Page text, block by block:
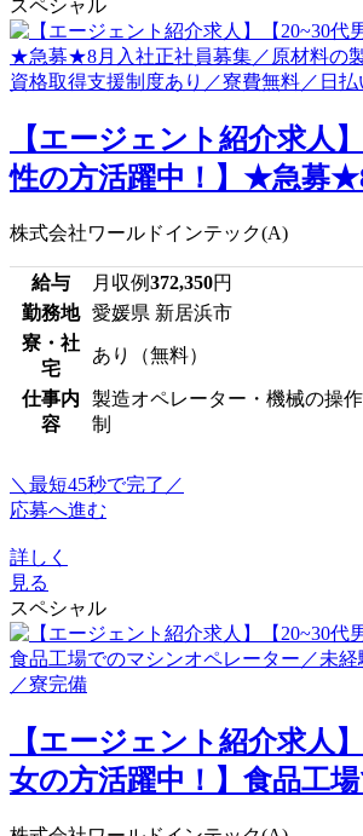
スペシャル
【エージェント紹介求人
性の方活躍中！】★急募
株式会社ワールドインテック(A)
給与 月収例372,350円
勤務地
愛媛県 新居浜市
寮・社
宅
あり（無料）
仕事内
容
製造オペレーター・機械の操
制
＼最短45秒で完了／
応募へ進む
詳しく
見る
スペシャル
【エージェント紹介求人
女の方活躍中！】食品工